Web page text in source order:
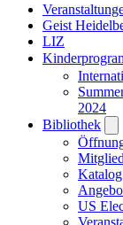
Geist
LIZ
2024
Bibliothek
US